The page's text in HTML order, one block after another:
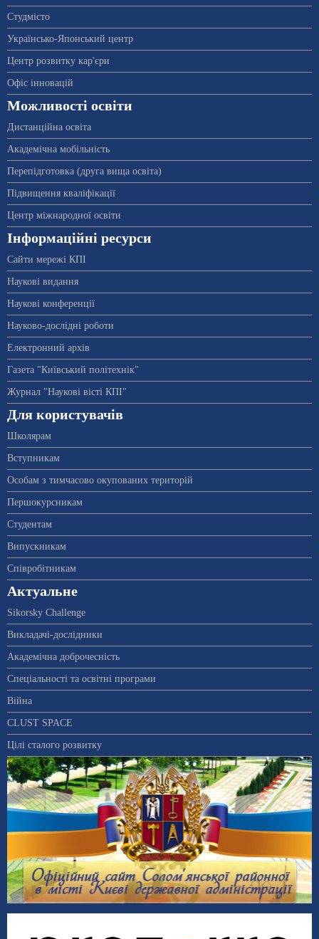
Студмісто
Українсько-Японський центр
Центр розвитку кар'єри
Офіс інновацій
Можливості освіти
Дистанційна освіта
Академічна мобільність
Перепідготовка (друга вища освіта)
Підвищення кваліфікації
Центр міжнародної освіти
Інформаційні ресурси
Сайти мережі КПІ
Наукові видання
Наукові конференції
Науково-дослідні роботи
Електронний архів
Газета "Київський політехнік"
Журнал "Наукові вісті КПІ"
Для користувачів
Школярам
Вступникам
Особам з тимчасово окупованих територій
Першокурсникам
Студентам
Випускникам
Співробітникам
Актуальне
Sikorsky Challenge
Викладачі-дослідники
Академічна доброчесність
Спеціальності та освітні програми
Війна
CLUST SPACE
Цілі сталого розвитку